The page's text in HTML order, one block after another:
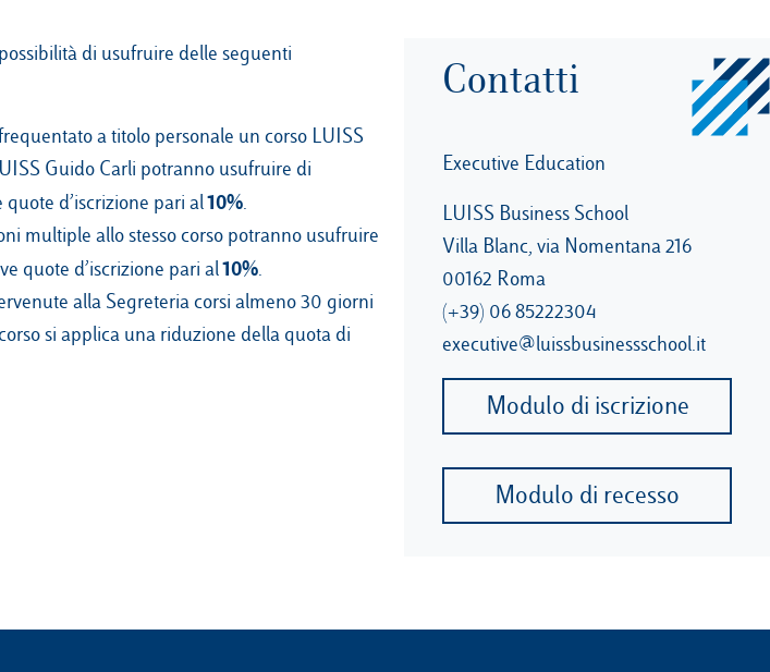
di usufruire delle seguenti
a titolo personale un corso LUISS
Guido Carli potranno usufruire di
quote d’iscrizione pari al10%.
multiple allo stesso corso potranno usufruire
quote d’iscrizione pari al10%.
alla Segreteria corsi almeno 30 giorni
si applica una riduzione della quota di
Contatti
Executive Education
LUISS Business School
Villa Blanc, via Nomentana 216
00162 Roma
(+39) 06 85222304
executive@luissbusinessschool.it
Modulo di iscrizione
Modulo di recesso